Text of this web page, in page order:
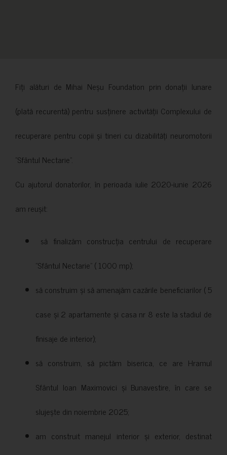
Fiți alături de Mihai Neșu Foundation prin donații lunare
(plată recurentă) pentru susținere activității Complexului de
recuperare pentru copii și tineri cu dizabilități neuromotorii
”Sfântul Nectarie”.
Cu ajutorul donatorilor, în perioada iulie 2020-iunie 2026
am reușit:
să finalizăm construcția centrului de recuperare
”Sfântul Nectarie” ( 1000 mp);
să construim și să amenajăm cazările beneficiarilor ( 5
case și 2 apartamente și casa nr 8 este la stadiul de
finisaje de interior);
să construim, să pictăm biserica, ce are Hramul
Sfântul Ioan Maximovici și Bunavestire, în care se
slujește din noiembrie 2025;
am construit manejul interior și exterior, destinat